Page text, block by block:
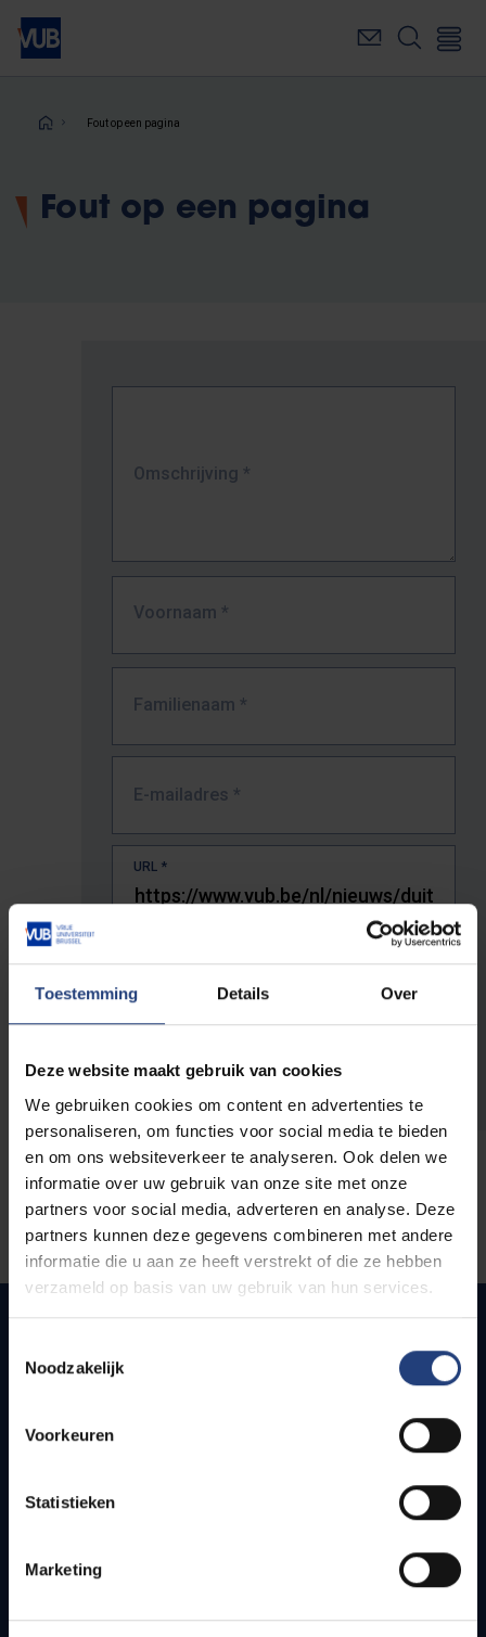
Toestemming Details Over
Deze website maakt gebruik van cookies
We gebruiken cookies om content en advertenties te
personaliseren, om functies voor social media te bieden
en om ons websiteverkeer te analyseren. Ook delen we
informatie over uw gebruik van onze site met onze
partners voor social media, adverteren en analyse. Deze
partners kunnen deze gegevens combineren met andere
informatie die u aan ze heeft verstrekt of die ze hebben
verzameld op basis van uw gebruik van hun services.
Noodzakelijk
Voorkeuren
Statistieken
Marketing
Overslaan
naar
inhoudKruimelpad
Fout op een pagina
Fout op een pagina
Omschrijving *
Voornaam *
Familienaam *
E-mailadres *
URL *
De volledige URL van de pagina waar je de fout zag.
Snel naar
Bereikbaarheid